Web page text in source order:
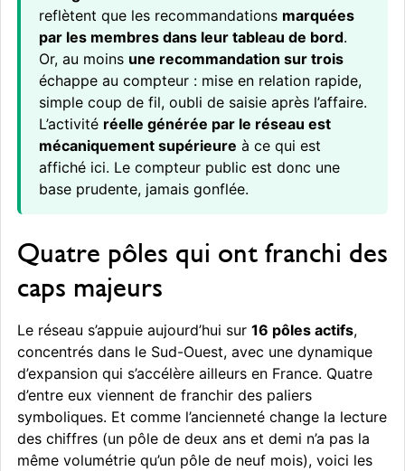
reflètent que les recommandations marquées
par les membres dans leur tableau de bord.
Or, au moins une recommandation sur trois
échappe au compteur : mise en relation rapide,
simple coup de fil, oubli de saisie après l’affaire.
L’activité réelle générée par le réseau est
mécaniquement supérieure à ce qui est
affiché ici. Le compteur public est donc une
base prudente, jamais gonflée.
Quatre pôles qui ont franchi des
caps majeurs
Le réseau s’appuie aujourd’hui sur 16 pôles actifs,
concentrés dans le Sud-Ouest, avec une dynamique
d’expansion qui s’accélère ailleurs en France. Quatre
d’entre eux viennent de franchir des paliers
symboliques. Et comme l’ancienneté change la lecture
des chiffres (un pôle de deux ans et demi n’a pas la
même volumétrie qu’un pôle de neuf mois), voici les